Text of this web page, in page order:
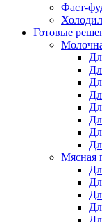
Фаст-
Готовые
Мясная